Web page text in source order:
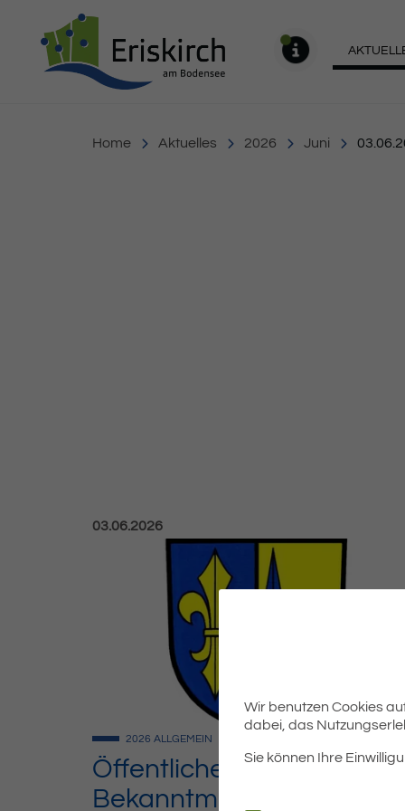
Home Aktuelles 2026 Juni
Veröffentlicht am:
03.06.2026
Öffentliche
Bekanntmachung –
2026 ALLGEMEIN
Wir benutzen Cookies
dabei, das
Sie können Ihre